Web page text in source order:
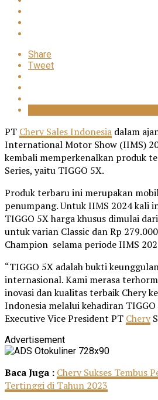
Share
Tweet
PT Chery Sales Indonesia dalam
International Motor Show (IIMS)
kembali memperkenalkan produk
Series, yaitu TIGGO 5X.
Produk terbaru ini merupakan
penumpang. Untuk IIMS 2024 kali
TIGGO 5X harga khusus dimulai
untuk varian Classic dan Rp
Champion selama periode IIMS
“TIGGO 5X adalah bukti
internasional. Kami merasa
inovasi dan kualitas terbaik Chery
Indonesia melalui kehadiran TIGGO
Executive Vice President PT Chery
Advertisement
Baca Juga : Chery Sukses Tembus
Tertinggi di Tahun 2023